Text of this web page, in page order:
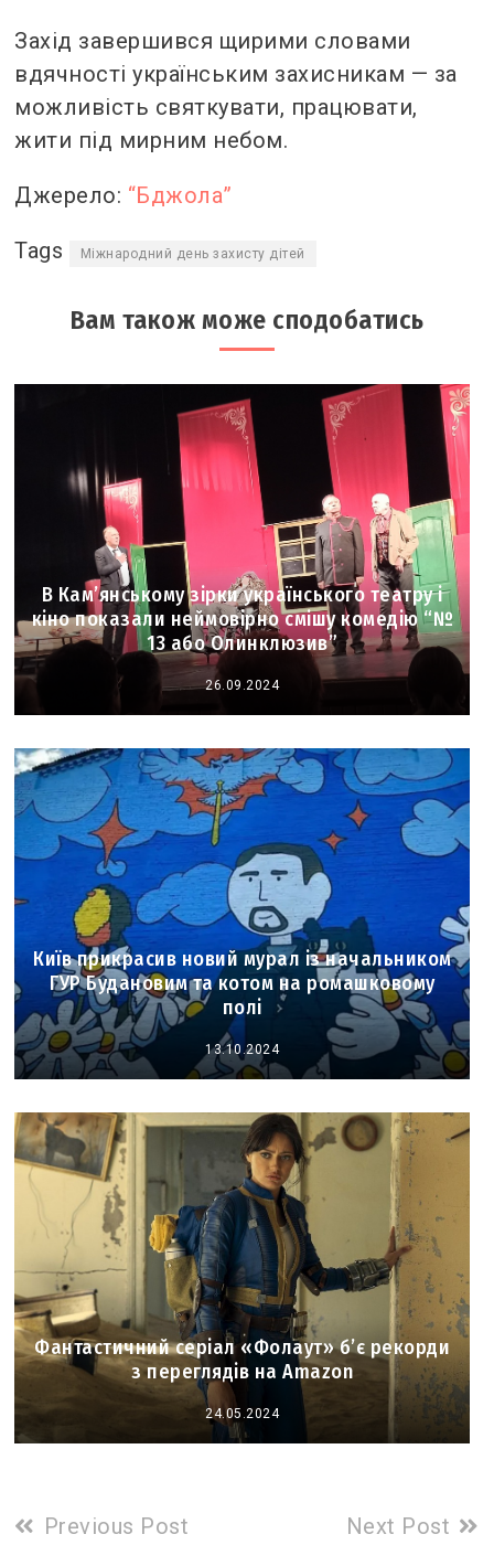
Захід завершився щирими словами
вдячності українським захисникам — за
можливість святкувати, працювати,
жити під мирним небом.
Джерело: “Бджола”
Tags Міжнародний день захисту дітей
Вам також може сподобатись
В Кам’янському зірки українського театру і
кіно показали неймовірно смішу комедію “№
13 або Олинклюзив”
26.09.2024
Київ прикрасив новий мурал із начальником
ГУР Будановим та котом на ромашковому
полі
13.10.2024
Фантастичний серіал «Фолаут» б’є рекорди
з переглядів на Amazon
24.05.2024
ReadPrevious Post Next Post